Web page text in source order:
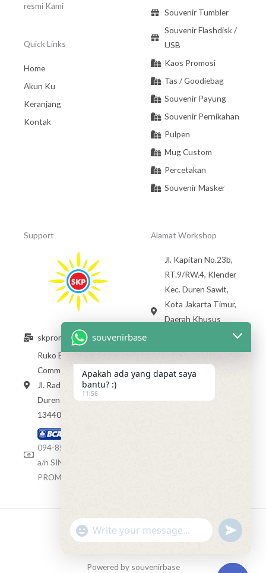
resmi Kami
Quick Links
Home
Akun Ku
Keranjang
Kontak
Souvenir Tumbler
Souvenir Flashdisk /
USB
Kaos Promosi
Tas / Goodiebag
Souvenir Payung
Souvenir Pernikahan
Pulpen
Mug Custom
Percetakan
Souvenir Masker
Support
skpromosindo@gmail.com
Ruko Exclusive
Commercial Raden Inten,
Jl. Raden Inten II No.80,
Duren Sawit DKI Jakarta
13440
094-8589403
a/n SINAR KREASI
PROMOSINDO
Alamat Workshop
Jl. Kapitan No.23b,
RT.9/RW.4, Klender
Kec. Duren Sawit,
Kota Jakarta Timur,
Daerah Khusus
4012
Copyright © 2020 souvenirbase
Powered by souvenirbase
souvenirbase
Apakah ada yang dapat saya
bantu? :)
11:56
"+chaty_settings.lang.emoji_picker+"
WhatsApp
undefined